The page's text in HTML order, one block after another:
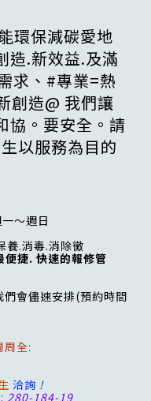
環保減碳愛地
造.新效益.及滿
求、#專業=熱
創造@ 我們讓
協。要安全。請
以服務為目的
～週日
養.消毒.消除黴
捷. 快速的報修管
會儘速安排(預約時間
周全:
洽詢 !
: 280-184-19